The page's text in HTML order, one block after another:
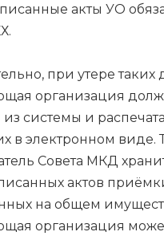
акты УО
при утере таких
организация
системы и
в электронном виде.
Совета МКД
актов
на общем
организация